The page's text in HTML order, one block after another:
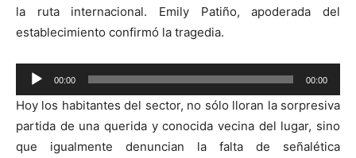
la ruta internacional. Emily Patiño, apoderada del
establecimiento confirmó la tragedia.
Reproductor
de
audio
00:00 00:00
Hoy los habitantes del sector, no sólo lloran la sorpresiva
partida de una querida y conocida vecina del lugar, sino
que igualmente denuncian la falta de señalética